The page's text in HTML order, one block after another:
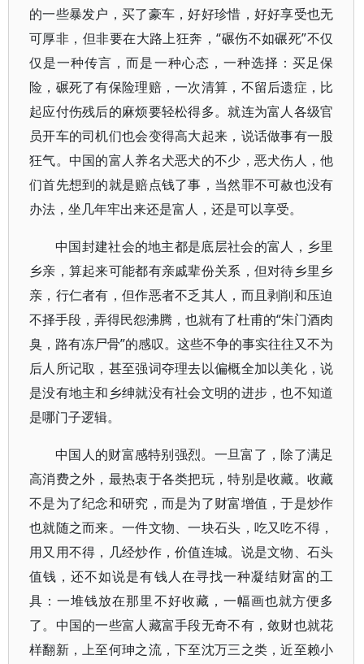
的一些暴发户，买了豪车，好好珍惜，好好享受也无
可厚非，但非要在大路上狂奔，“碾伤不如碾死”不仅
仅是一种传言，而是一种心态，一种选择：买足保
险，碾死了有保险理赔，一次清算，不留后遗症，比
起应付伤残后的麻烦要轻松得多。就连为富人各级官
员开车的司机们也会变得高大起来，说话做事有一股
狂气。中国的富人养名犬恶犬的不少，恶犬伤人，他
们首先想到的就是赔点钱了事，当然罪不可赦也没有
办法，坐几年牢出来还是富人，还是可以享受。
中国封建社会的地主都是底层社会的富人，乡里
乡亲，算起来可能都有亲戚辈份关系，但对待乡里乡
亲，行仁者有，但作恶者不乏其人，而且剥削和压迫
不择手段，弄得民怨沸腾，也就有了杜甫的“朱门酒肉
臭，路有冻尸骨”的感叹。这些不争的事实往往又不为
后人所记取，甚至强词夺理去以偏概全加以美化，说
是没有地主和乡绅就没有社会文明的进步，也不知道
是哪门子逻辑。
中国人的财富感特别强烈。一旦富了，除了满足
高消费之外，最热衷于各类把玩，特别是收藏。收藏
不是为了纪念和研究，而是为了财富增值，于是炒作
也就随之而来。一件文物、一块石头，吃又吃不得，
用又用不得，几经炒作，价值连城。说是文物、石头
值钱，还不如说是有钱人在寻找一种凝结财富的工
具：一堆钱放在那里不好收藏，一幅画也就方便多
了。中国的一些富人藏富手段无奇不有，敛财也就花
样翻新，上至何珅之流，下至沈万三之类，近至赖小